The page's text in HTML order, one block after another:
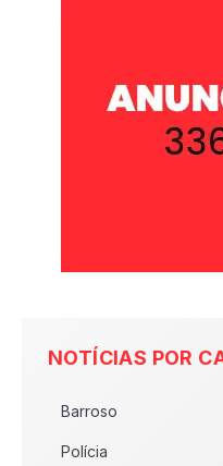
NOTÍCIAS POR
Barroso
Polícia